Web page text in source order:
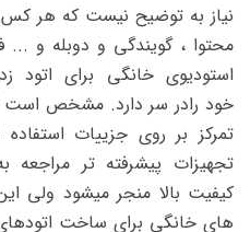
نیاز به توضیح نیست که هر کس
محتوا ، گویندگی و دوبله و ...
استودیوی خانگی برای اتود
خود رادر سر دارد. مشخص است
تمرکز بر روی جزییات
تجهیزات پیشرفته تر مراجعه
کیفیت بالا منجر میشود ولی
های خانگی برای ساخت